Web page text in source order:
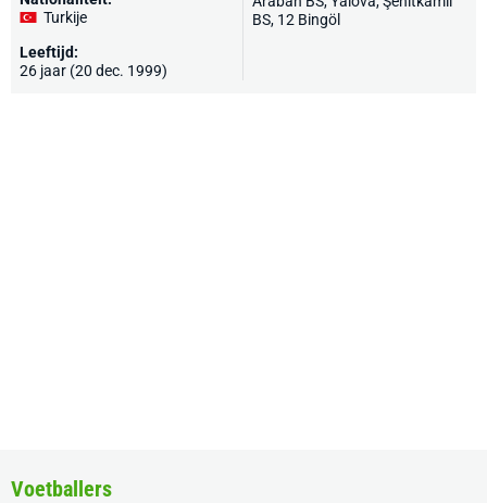
Turkije
Leeftijd:
26 jaar (20 dec. 1999)
BS, 12 Bingöl
Voetballers